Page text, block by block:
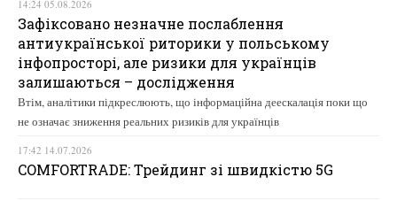
14:24 05.08.2026
Зафіксовано незначне послаблення
антиукраїнської риторики у польському
інфопросторі, але ризики для українців
залишаються – дослідження
Втім, аналітики підкреслюють, що інформаційна деескалація поки що
не означає зниження реальних ризиків для українців
17:42 14.07.2026
COMFORTRADE: Трейдинг зі швидкістю 5G